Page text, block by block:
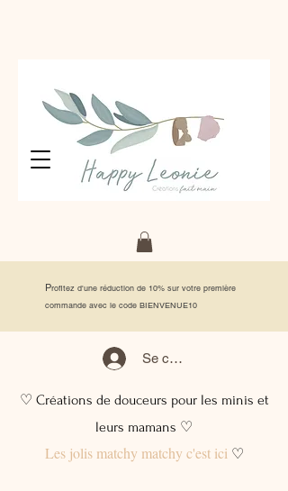
Profitez d'une réduction de 10% sur votre première
commande avec le code BIENVENUE10
Se connecter
♡ Créations de douceurs pour les minis et
leurs mamans ♡
Les jolis matchy matchy c'est ici♡